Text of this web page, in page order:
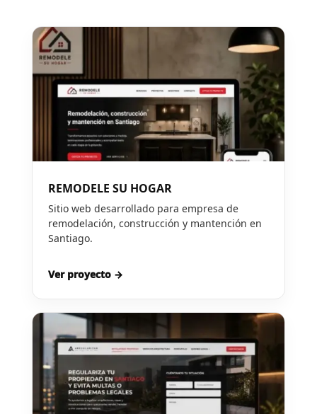
REMODELE SU HOGAR
Sitio web desarrollado para empresa de
remodelación, construcción y mantención en
Santiago.
Ver proyecto →